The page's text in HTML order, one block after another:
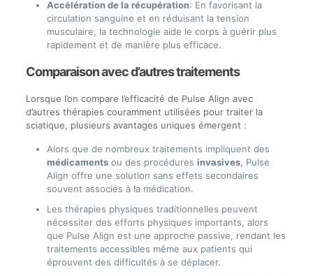
Accélération de la récupération: En favorisant la
circulation sanguine et en réduisant la tension
musculaire, la technologie aide le corps à guérir plus
rapidement et de manière plus efficace.
Comparaison avec d’autres traitements
Lorsque l’on compare l’efficacité de Pulse Align avec
d’autres thérapies couramment utilisées pour traiter la
sciatique, plusieurs avantages uniques émergent :
Alors que de nombreux traitements impliquent des
médicamentsou des procédures invasives, Pulse
Align offre une solution sans effets secondaires
souvent associés à la médication.
Les thérapies physiques traditionnelles peuvent
nécessiter des efforts physiques importants, alors
que Pulse Align est une approche passive, rendant les
traitements accessibles même aux patients qui
éprouvent des difficultés à se déplacer.